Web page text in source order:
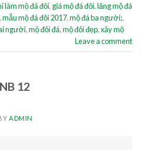
làm mộ đá đôi, giá mộ đá đôi,lăng mộ đá
,mẫu mộ đá đôi 2017,mộ đá ba người;,
người,mộ đôi đá,mộ đôi đẹp,xây mộ
Leave a comment
12
ADMIN